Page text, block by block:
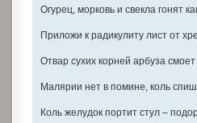
Огурец, морковь и свекла гонят
Приложи к радикулиту лист от
Отвар сухих корней арбуза смоет
Малярии нет в помине, коль
Коль желудок портит стул –